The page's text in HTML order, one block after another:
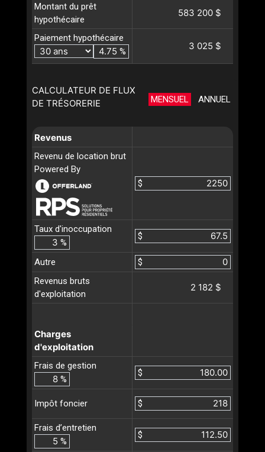
Montant du prêt
hypothécaire
583 200 $
Paiement hypothécaire
%
3 025 $
CALCULATEUR DE FLUX
DE TRÉSORERIE
MENSUEL ANNUEL
Revenus
Revenu de location brut
Powered By
$
Taux d'inoccupation
%
$
Autre
$
Revenus bruts
d'exploitation
2 182 $
Charges
d'exploitation
Frais de gestion
%
$
Impôt foncier $
Frais d’entretien
%
$